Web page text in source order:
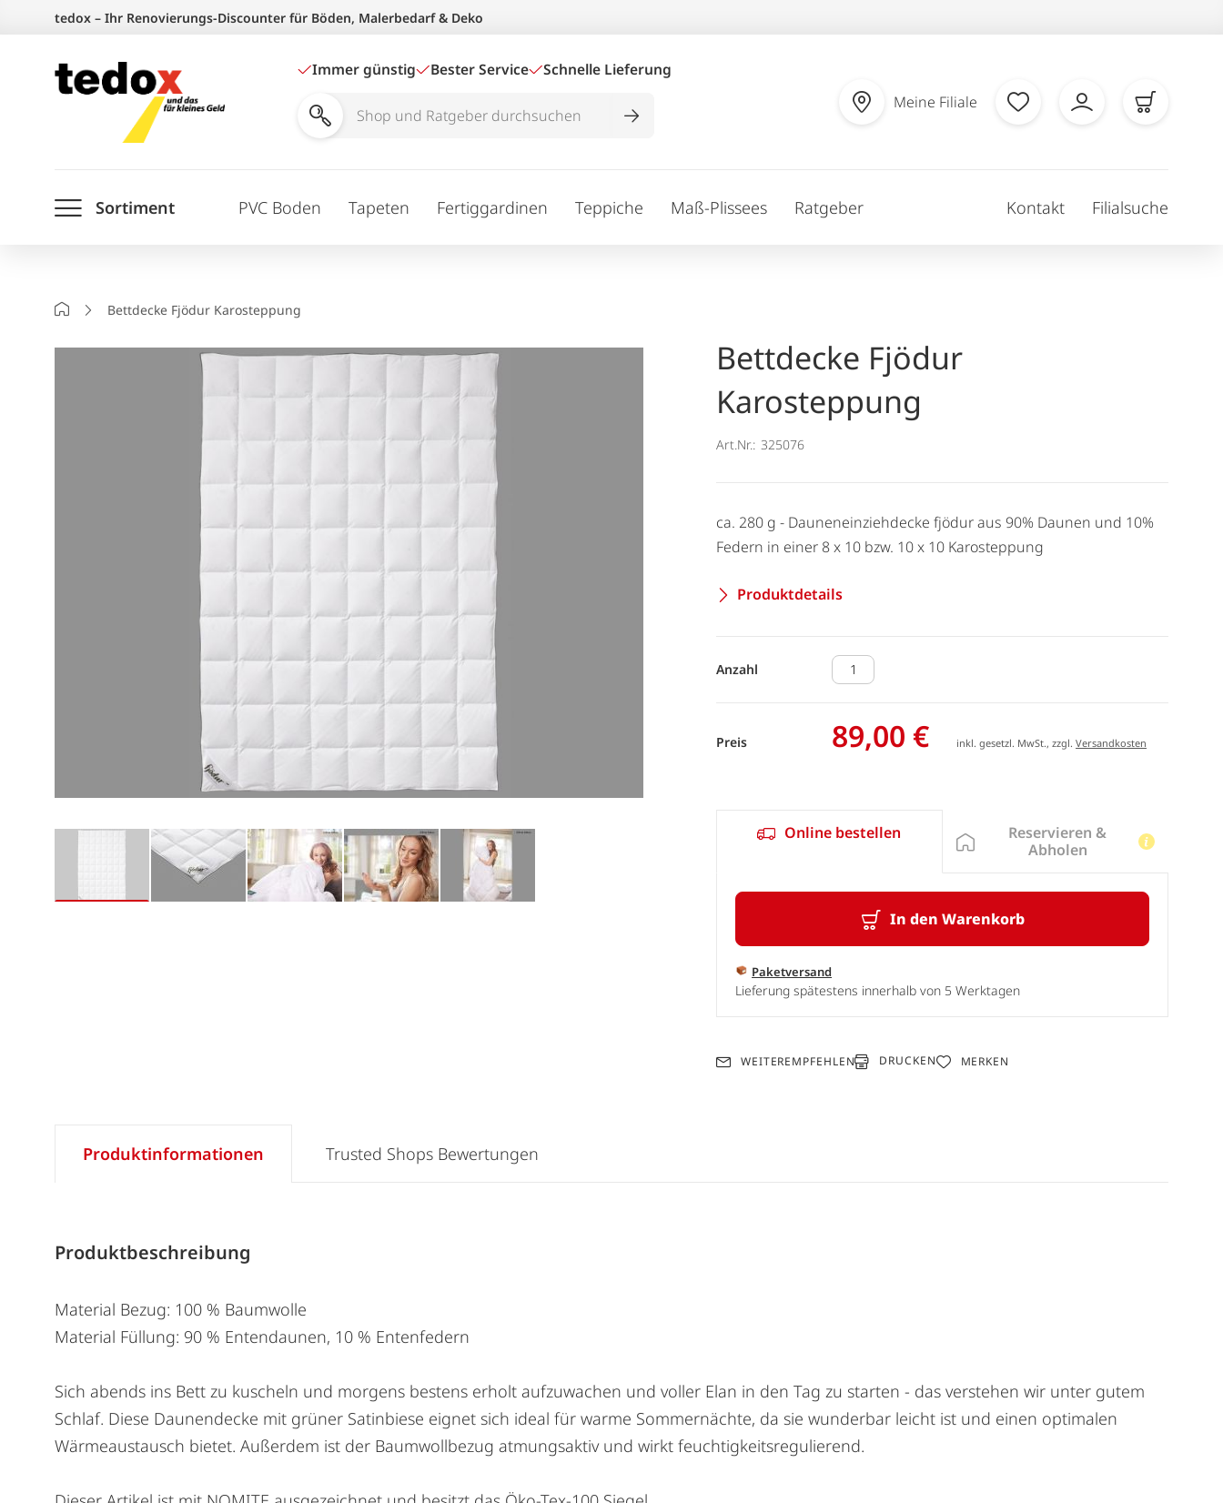
springen
tedox – Ihr Renovierungs-Discounter für Böden, Malerbedarf & Deko
Immer günstig Bester Service Schnelle Lieferung
Shop
durchsuchen
Meine Filiale
Sortiment PVC Boden Tapeten Fertiggardinen Teppiche Maß-Plissees Ratgeber Kontakt Filialsuche
StartseiteBettdecke Fjödur Karosteppung
Bettdecke Fjödur
Karosteppung
Art.Nr.: 325076
ca. 280 g - Dauneneinziehdecke fjödur aus 90% Daunen und 10%
Federn in einer 8 x 10 bzw. 10 x 10 Karosteppung
Produktdetails
Anzahl
Preis 89,00 € inkl. gesetzl. MwSt., zzgl.Versandkosten
Online bestellen
In den Warenkorb
Paketversand
Lieferung spätestens innerhalb von 5 Werktagen
Reservieren &
Abholen
WEITEREMPFEHLEN DRUCKEN MERKEN
Produktinformationen
Produktbeschreibung
Material Bezug: 100 % Baumwolle
Material Füllung: 90 % Entendaunen, 10 % Entenfedern
Sich abends ins Bett zu kuscheln und morgens bestens erholt aufzuwachen und voller Elan in den Tag zu starten - das verstehen wir unter gutem
Schlaf. Diese Daunendecke mit grüner Satinbiese eignet sich ideal für warme Sommernächte, da sie wunderbar leicht ist und einen optimalen
Wärmeaustausch bietet. Außerdem ist der Baumwollbezug atmungsaktiv und wirkt feuchtigkeitsregulierend.
Trusted Shops Bewertungen